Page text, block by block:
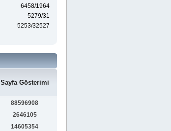
6458/1964
5279/31
5253/32527
Sayfa Gösterimi
88596908
2646105
14605354